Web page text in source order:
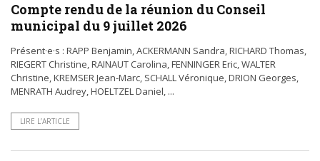
Compte rendu de la réunion du Conseil
municipal du 9 juillet 2026
Présent·e·s : RAPP Benjamin, ACKERMANN Sandra, RICHARD Thomas,
RIEGERT Christine, RAINAUT Carolina, FENNINGER Eric, WALTER
Christine, KREMSER Jean-Marc, SCHALL Véronique, DRION Georges,
MENRATH Audrey, HOELTZEL Daniel, ...
LIRE L’ARTICLE